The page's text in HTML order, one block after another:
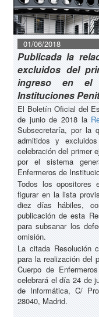
01/06/2018
Publicada la
excluidos del
ingreso en el
Instituciones
El Boletín Oficial del
de junio de 2018 la
Subsecretaría, por la
admitidos y
celebración del primer
por el sistema
Enfermeros de
Todos los opositores
figurar en la lista
diez días hábiles,
publicación de esta
para subsanar los
omisión.
La citada Resolución
para la realización del
Cuerpo de
celebrará el día 24 de
de Informática, C/
28040, Madrid.